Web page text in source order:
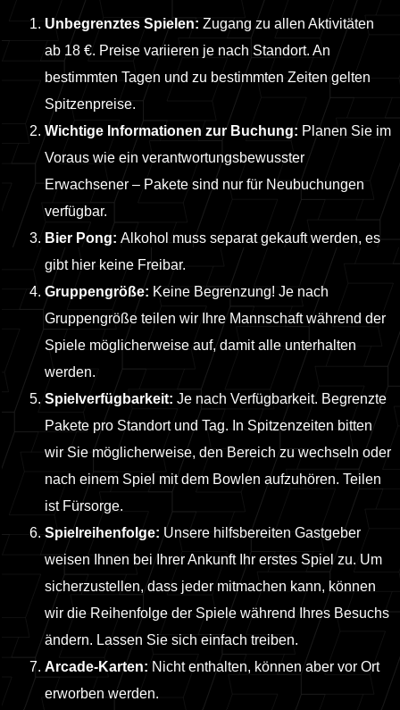
Unbegrenztes Spielen: Zugang zu allen Aktivitäten
ab 18 €. Preise variieren je nach Standort. An
bestimmten Tagen und zu bestimmten Zeiten gelten
Spitzenpreise.
Wichtige Informationen zur Buchung: Planen Sie im
Voraus wie ein verantwortungsbewusster
Erwachsener – Pakete sind nur für Neubuchungen
verfügbar.
Bier Pong: Alkohol muss separat gekauft werden, es
gibt hier keine Freibar.
Gruppengröße: Keine Begrenzung! Je nach
Gruppengröße teilen wir Ihre Mannschaft während der
Spiele möglicherweise auf, damit alle unterhalten
werden.
Spielverfügbarkeit: Je nach Verfügbarkeit. Begrenzte
Pakete pro Standort und Tag. In Spitzenzeiten bitten
wir Sie möglicherweise, den Bereich zu wechseln oder
nach einem Spiel mit dem Bowlen aufzuhören. Teilen
ist Fürsorge.
Spielreihenfolge: Unsere hilfsbereiten Gastgeber
weisen Ihnen bei Ihrer Ankunft Ihr erstes Spiel zu. Um
sicherzustellen, dass jeder mitmachen kann, können
wir die Reihenfolge der Spiele während Ihres Besuchs
ändern. Lassen Sie sich einfach treiben.
Arcade-Karten: Nicht enthalten, können aber vor Ort
erworben werden.